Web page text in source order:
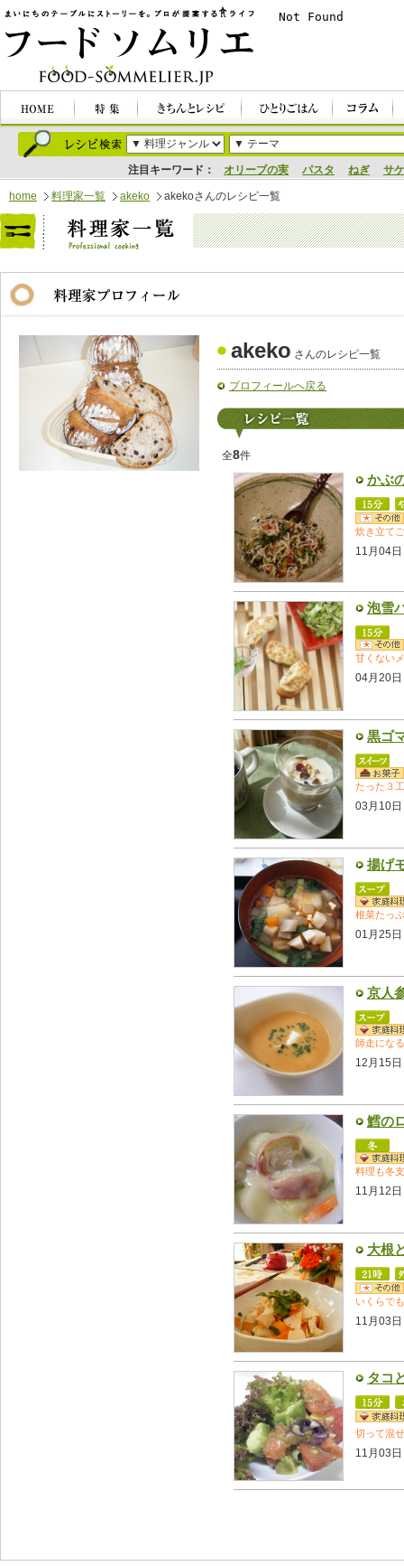
注目キーワード： オリーブの実 パスタ ねぎ サケ
home 料理家一覧 akeko akekoさんのレシピ一覧
akeko さんのレシピ一覧
プロフィールへ戻る
全8件
かぶ
炊き立て
11月04
泡雪
甘くない
04月20日
黒ゴ
たった３
03月10日
揚げ
根菜たっ
01月25日
京人
師走にな
12月15
鱈の
料理も冬
11月12
大根
いくらで
11月03
タコ
切って混
11月03